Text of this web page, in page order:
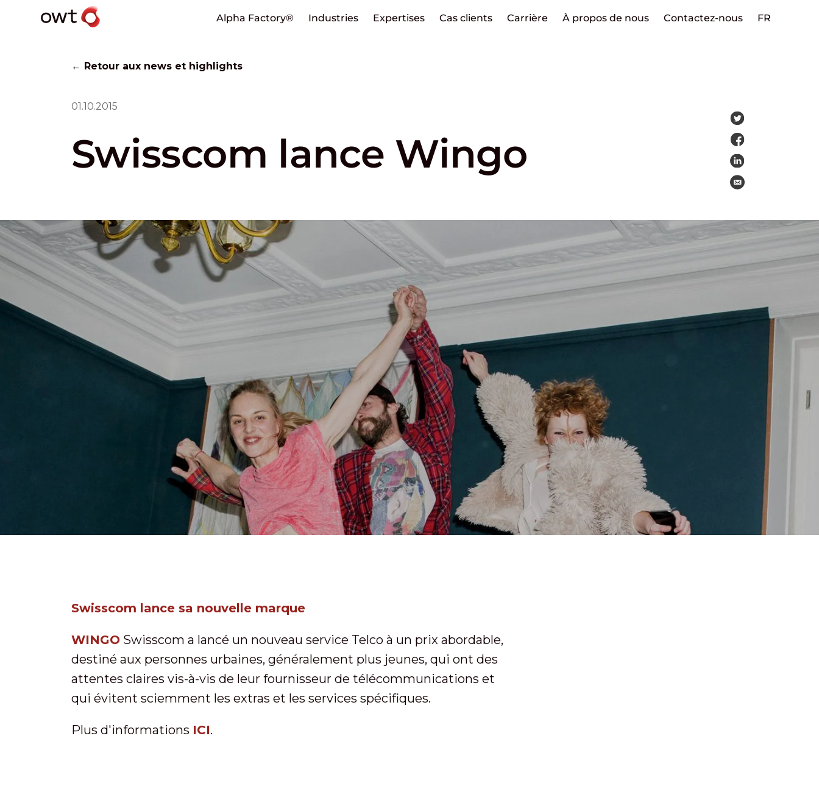
Alpha Factory® Industries Expertises Cas clients Carrière À propos de nous Contactez-nous FR
← Retour aux news et highlights
01.10.2015
Swisscom lance Wingo
Swisscom lance sa nouvelle marque
WINGO Swisscom a lancé un nouveau service Telco à un prix abordable,
destiné aux personnes urbaines, généralement plus jeunes, qui ont des
attentes claires vis-à-vis de leur fournisseur de télécommunications et
qui évitent sciemment les extras et les services spécifiques.
Plus d'informations ICI.